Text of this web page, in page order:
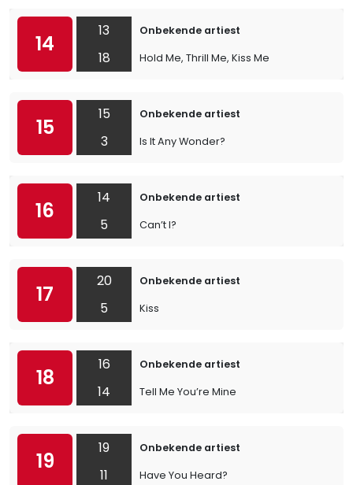
14
13
18
Onbekende artiest
Hold Me, Thrill Me, Kiss Me
15
15
3
Onbekende artiest
Is It Any Wonder?
16
14
5
Onbekende artiest
Can’t I?
17
20
5
Onbekende artiest
Kiss
18
16
14
Onbekende artiest
Tell Me You’re Mine
19
19
11
Onbekende artiest
Have You Heard?